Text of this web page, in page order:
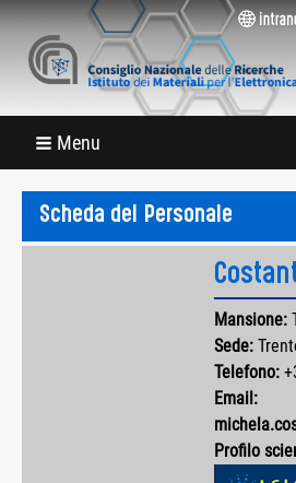
Menu
Scheda del Personale
Mansione:
Sede:
Telefono:
Email:
Profilo